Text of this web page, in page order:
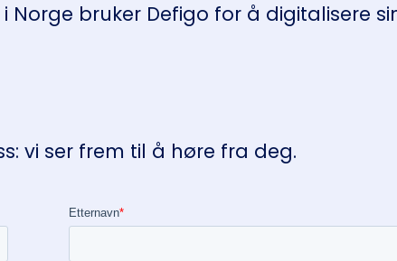
bruker Defigo for å digitalisere
vi ser frem til å høre fra deg.